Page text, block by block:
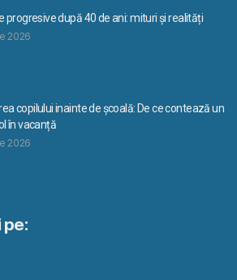
progresive după 40 de ani: mituri și realități
2026
copilului inainte de școală: De ce contează un
în vacanță
2026
pe: